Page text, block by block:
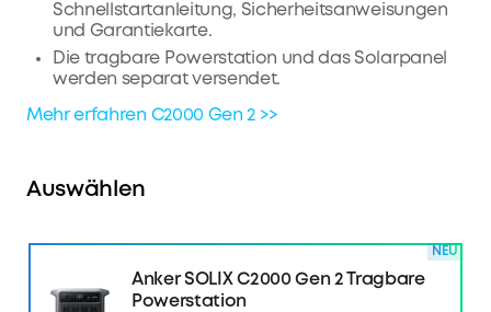
Schnellstartanleitung, Sicherheitsanweisungen
und Garantiekarte.
Die tragbare Powerstation und das Solarpanel
werden separat versendet.
Mehr erfahren C2000 Gen 2 >>
Auswählen
Anker SOLIX C2000 Gen 2 Tragbare
Powerstation
NEU